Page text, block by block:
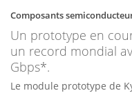
Composants
Un prototype en
un record mondial
Gbps*.
Le module prototype de